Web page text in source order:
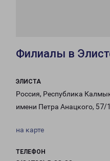
Филиалы в
ЭЛИСТА
Россия, Республика
имени Петра Анацкого, 57/1
на карте
ТЕЛЕФОН